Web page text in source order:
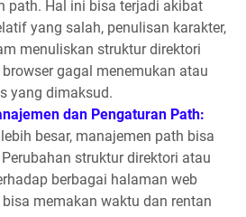
path. Hal ini bisa terjadi akibat
yang salah, penulisan karakter,
menuliskan struktur direktori
gagal menemukan atau
yang dimaksud.
dan Pengaturan Path:
besar, manajemen path bisa
struktur direktori atau
berbagai halaman web
memakan waktu dan rentan